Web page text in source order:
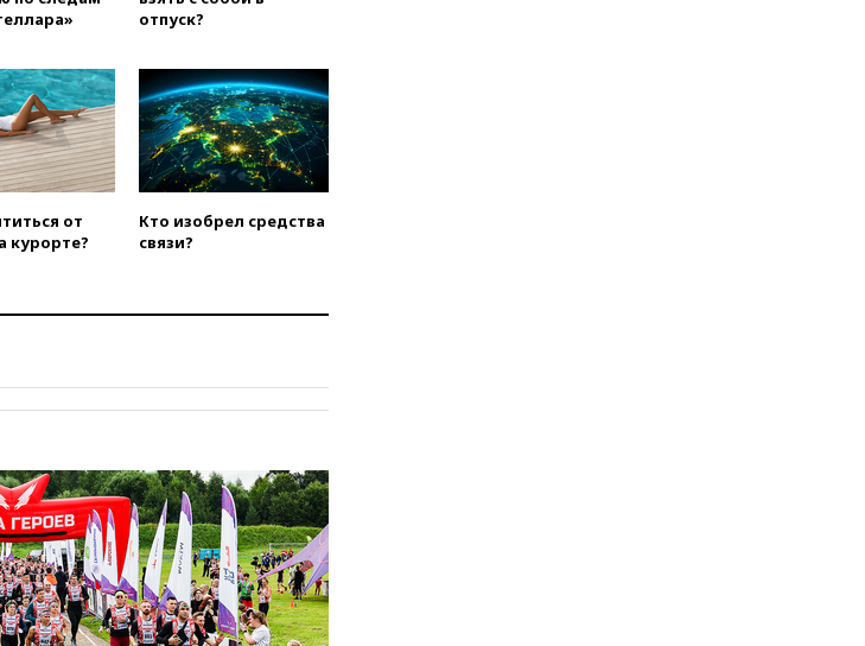
войну»
Сеуту на параплане
00:30
FT: ЕС не готов принять в
блок Украину из-за уровня
коррупции
объяснил экономическую
выгоду безвизового режима с
вчера, 22:28Бессент
анонсировал скорое
соглашение о прекращении
огня США и Ирана
вчера, 22:15
Три человека
получили ножевые ранения
при нападении в Чехии
отпуск?
от
курорте?
Кто изобрел средства
связи?